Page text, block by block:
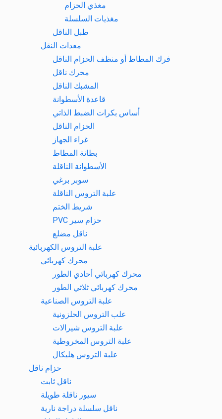
مغذي الحزام
مغذيات السلسلة
طبل الناقل
معدات النقل
فرك المطاط أو منظف الحزام الناقل
محرك ناقل
المشبك الناقل
قاعدة الأسطوانة
أساس بكرات الضبط الذاتي
الحزام الناقل
غراء الجهاز
بطانة المطاط
الأسطوانة الناقلة
سوبر برغي
علبة التروس الناقلة
شريط الختم
حزام سير PVC
ناقل مضلع
علبة التروس الكهربائية
محرك كهربائي
محرك كهربائي أحادي الطور
محرك كهربائي ثلاثي الطور
علبة التروس الصناعية
علب التروس الحلزونية
علبة التروس شيرالات
علبة التروس المخروطية
علبة التروس هلیکال
حزام ناقل
ناقل ثابت
سيور ناقلة طويلة
ناقل سلسلة دراجة نارية